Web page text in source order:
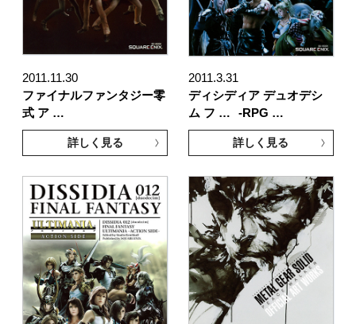
2011.11.30
ファイナルファンタジー零
式 ア …
詳しく見る
2011.3.31
ディシディア デュオデシ
ム フ …
-RPG …
詳しく見る